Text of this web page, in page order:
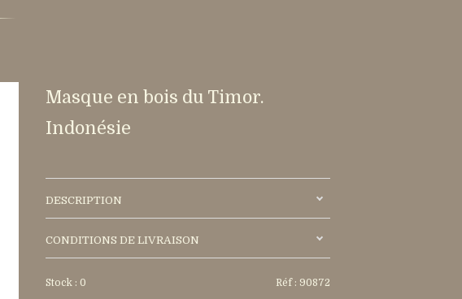
Masque en bois du Timor.
Indonésie
DESCRIPTION
CONDITIONS DE LIVRAISON
Stock : 0 Réf : 90872